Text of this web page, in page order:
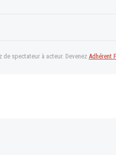
de spectateur à acteur. Devenez Adhérent